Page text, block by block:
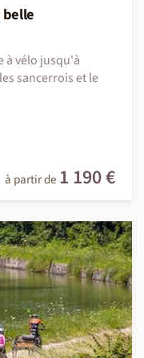
à vélo jusqu'à
sancerrois et le
à partir de 1 190 €